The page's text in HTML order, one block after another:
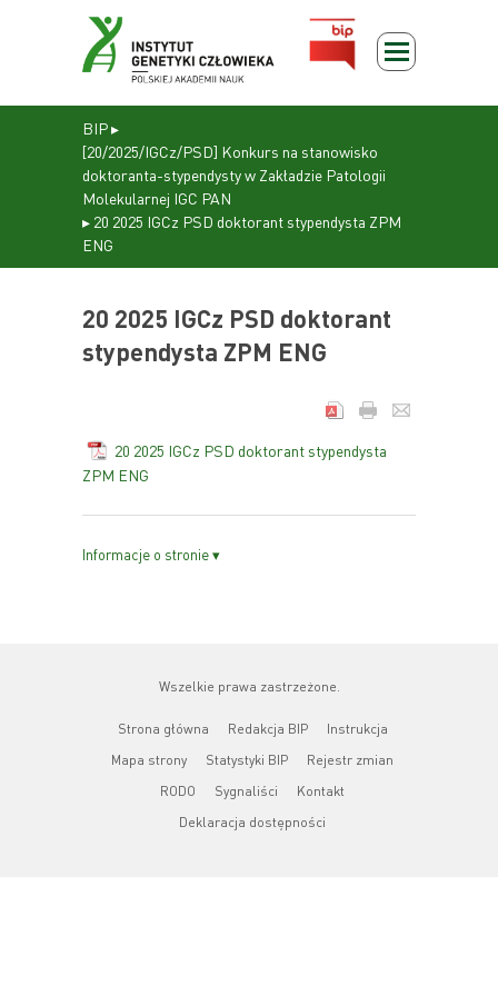
BIP▸
[20/2025/IGCz/PSD] Konkurs na stanowisko
doktoranta-stypendysty w Zakładzie Patologii
Molekularnej IGC PAN
▸ 20 2025 IGCz PSD doktorant stypendysta ZPM
ENG
20 2025 IGCz PSD doktorant
stypendysta ZPM ENG
20 2025 IGCz PSD doktorant stypendysta
ZPM ENG
Informacje o stronie ▾
Wszelkie prawa zastrzeżone.
Strona główna Redakcja BIP
Instrukcja
Mapa strony
Statystyki BIP
Rejestr zmian
RODO
Sygnaliści
Kontakt
Deklaracja dostępności